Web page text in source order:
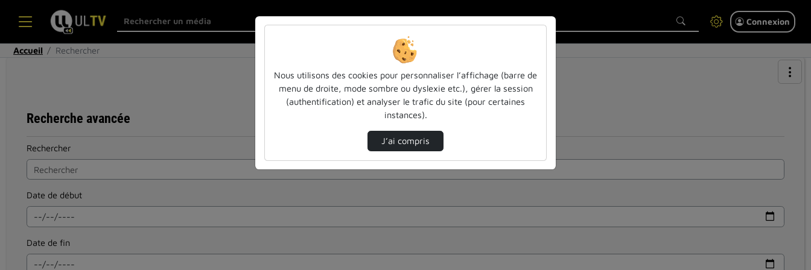
Connexion
Accueil Rechercher
Recherche avancée
Rechercher
Date de début
Date de fin
Nous utilisons des cookies pour personnaliser l’affichage (barre de
menu de droite, mode sombre ou dyslexie etc.), gérer la session
(authentification) et analyser le trafic du site (pour certaines
instances).
J’ai compris